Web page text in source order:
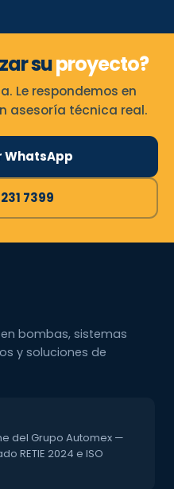
suproyecto?
Le respondemos en
asesoría técnica real.
WhatsApp
7399
bombas, sistemas
y soluciones de
del Grupo Automex —
RETIE 2024 e ISO